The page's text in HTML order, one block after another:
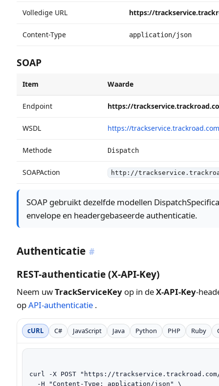
Volledige URL https://
Content-Type application/json
SOAP
Item Waarde
Endpoint https://
WSDL https://
Methode Dispatch
SOAPAction http://
SOAP gebruikt dezelfde modellen
envelope en headergebaseerde authenticatie.
Authenticatie #
REST-authenticatie (X-API-Key)
Neem uwTrackServiceKey op in deX-API-Key-
opAPI-authenticatie .
cURL C# JavaScript Java Python PHP Ruby
curl -X POST "https://
  -H "Content-Type: application/json" \